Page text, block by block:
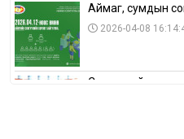
Аймаг, сумдын
2026-04-08
Сонгуулийн